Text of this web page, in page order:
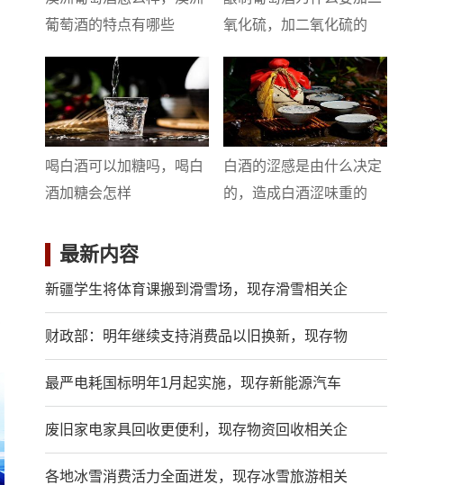
葡萄酒的特点有哪些
氧化硫，加二氧化硫的
喝白酒可以加糖吗，喝白
酒加糖会怎样
白酒的涩感是由什么决定
的，造成白酒涩味重的
最新内容
新疆学生将体育课搬到滑雪场，现存滑雪相关企
财政部：明年继续支持消费品以旧换新，现存物
最严电耗国标明年1月起实施，现存新能源汽车
废旧家电家具回收更便利，现存物资回收相关企
各地冰雪消费活力全面迸发，现存冰雪旅游相关